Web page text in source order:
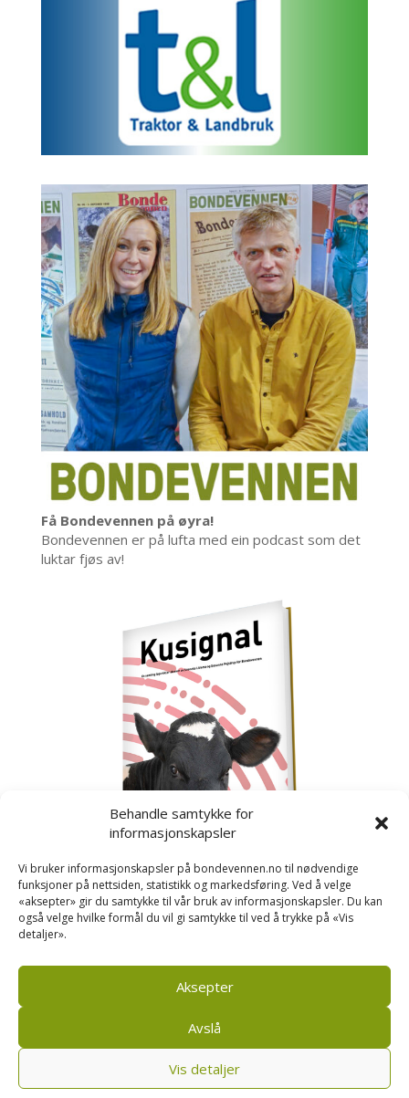
Behandle samtykke for
informasjonskapsler
Vi bruker informasjonskapsler på bondevennen.no til nødvendige
funksjoner på nettsiden, statistikk og markedsføring. Ved å velge
«aksepter» gir du samtykke til vår bruk av informasjonskapsler. Du kan
også velge hvilke formål du vil gi samtykke til ved å trykke på «Vis
detaljer».
Aksepter
Avslå
Vis detaljer
Få Bondevennen på øyra!
Bondevennen er på lufta med ein podcast som det
luktar fjøs av!
Kusignal
Bondevennen SA, Pb 208, sentrum, 4001 Stavanger